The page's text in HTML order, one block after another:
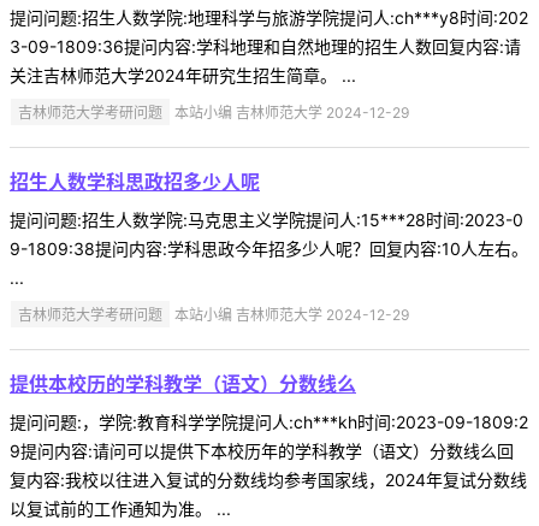
提问问题:招生人数学院:地理科学与旅游学院提问人:ch***y8时间:202
3-09-1809:36提问内容:学科地理和自然地理的招生人数回复内容:请
关注吉林师范大学2024年研究生招生简章。 ...
吉林师范大学考研问题 本站小编 吉林师范大学 2024-12-29
招生人数学科思政招多少人呢
提问问题:招生人数学院:马克思主义学院提问人:15***28时间:2023-0
9-1809:38提问内容:学科思政今年招多少人呢？回复内容:10人左右。
...
吉林师范大学考研问题 本站小编 吉林师范大学 2024-12-29
提供本校历的学科教学（语文）分数线么
提问问题:，学院:教育科学学院提问人:ch***kh时间:2023-09-1809:2
9提问内容:请问可以提供下本校历年的学科教学（语文）分数线么回
复内容:我校以往进入复试的分数线均参考国家线，2024年复试分数线
以复试前的工作通知为准。 ...